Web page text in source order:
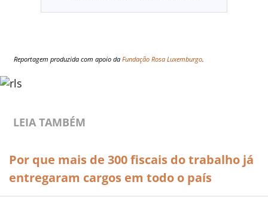
Reportagem produzida com apoio da Fundação Rosa Luxemburgo.
LEIA TAMBÉM
Por que mais de 300 fiscais do trabalho já
entregaram cargos em todo o país